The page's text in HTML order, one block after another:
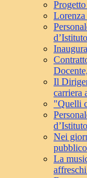
Il
carriera
"Quelli
Nei
pubblico
La